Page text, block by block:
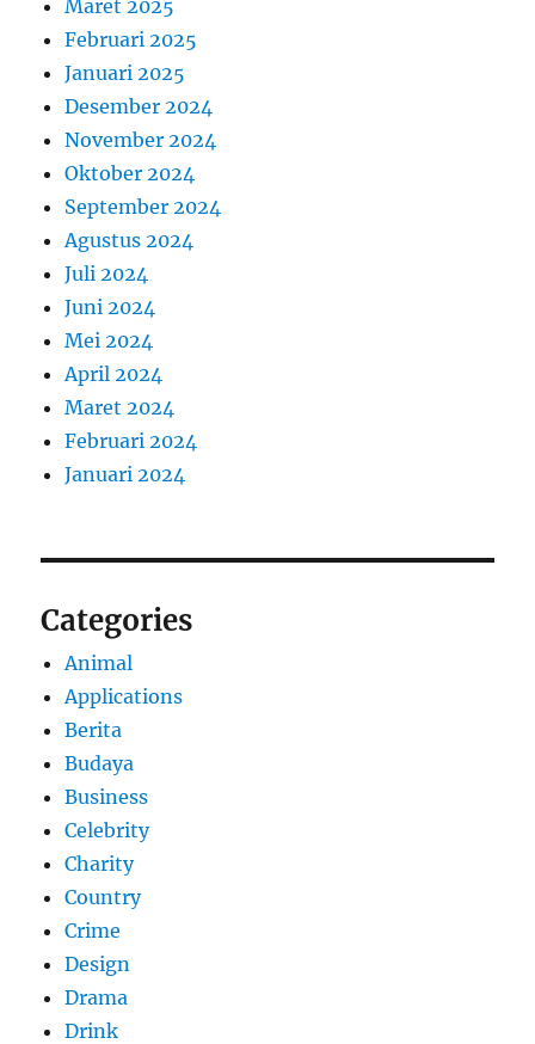
Maret 2025
Februari 2025
Januari 2025
Desember 2024
November 2024
Oktober 2024
September 2024
Agustus 2024
Juli 2024
Juni 2024
Mei 2024
April 2024
Maret 2024
Februari 2024
Januari 2024
Categories
Animal
Applications
Berita
Budaya
Business
Celebrity
Charity
Country
Crime
Design
Drama
Drink